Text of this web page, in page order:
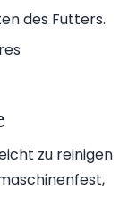
des Futters.
zu reinigen